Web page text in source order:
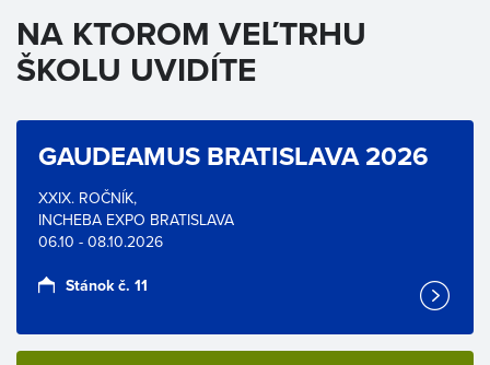
NA KTOROM VEĽTRHU
ŠKOLU UVIDÍTE
GAUDEAMUS BRATISLAVA 2026
XXIX. ROČNÍK,
INCHEBA EXPO BRATISLAVA
06.10 - 08.10.2026
Stánok č. 11